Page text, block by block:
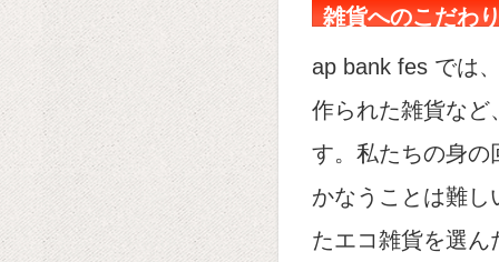
雑貨へのこだわ
ap bank fes では
作られた雑貨など
す。私たちの身の
かなうことは難
たエコ雑貨を選